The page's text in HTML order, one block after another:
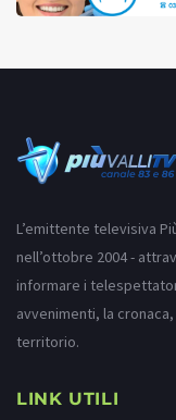
L’emittente televisiva
nell’ottobre 2004 -
informare i
avvenimenti, la
territorio.
LINK UTILI